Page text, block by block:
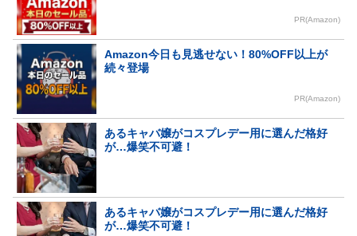
PR(Amazon)
Amazon今日も見逃せない！80%OFF以上が
続々登場
PR(Amazon)
あるキャバ嬢がコスプレデー用に選んだ格好
が…爆笑不可避！
あるキャバ嬢がコスプレデー用に選んだ格好
が…爆笑不可避！